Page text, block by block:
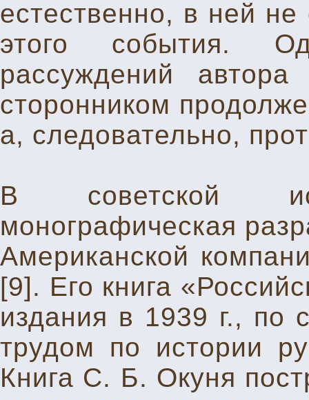
естественно, в ней
этого события.
рассуждений
сторонником
а, следовательно,
В советской
монографическая
Американской
[9]. Его книга
издания в 1939 г., по
трудом по истории
Книга С. Б. Окуня